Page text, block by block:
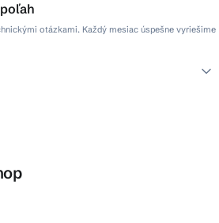
otázkami. Každý mesiac úspešne vyriešime